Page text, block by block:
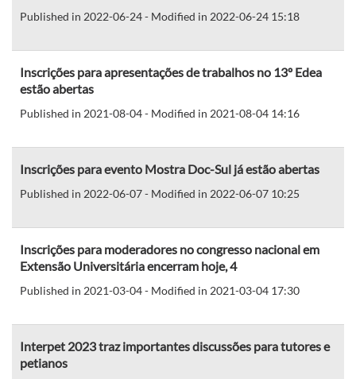
Published in 2022-06-24 - Modified in 2022-06-24 15:18
Inscrições para apresentações de trabalhos no 13º Edea
estão abertas
Published in 2021-08-04 - Modified in 2021-08-04 14:16
Inscrições para evento Mostra Doc-Sul já estão abertas
Published in 2022-06-07 - Modified in 2022-06-07 10:25
Inscrições para moderadores no congresso nacional em
Extensão Universitária encerram hoje, 4
Published in 2021-03-04 - Modified in 2021-03-04 17:30
Interpet 2023 traz importantes discussões para tutores e
petianos